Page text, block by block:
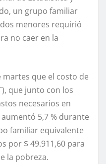
un grupo familiar
menores requirió
no caer en la
martes que el costo de
que junto con los
necesarios en
5,7 % durante
familiar equivalente
por $ 49.911,60 para
la pobreza.